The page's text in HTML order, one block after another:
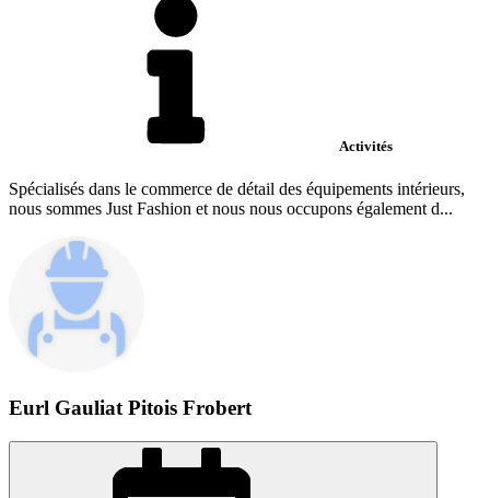
Activités
Spécialisés dans le commerce de détail des équipements intérieurs,
nous sommes Just Fashion et nous nous occupons également d...
Eurl Gauliat Pitois Frobert